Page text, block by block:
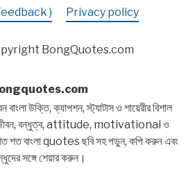
Feedback ) Privacy policy
BongQuotes.com
উক্তি, ক্যাপশন, স্ট্যাটাস ও শায়েরীর বিশাল
জীবন, বন্ধুত্ব, attitude, motivational ও
বাংলা quotes ছবি সহ পড়ুন, কপি করুন এবং
সঙ্গে শেয়ার করুন।